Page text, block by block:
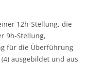
12h-Stellung, die
9h-Stellung,
für die Überführung
ausgebildet und aus